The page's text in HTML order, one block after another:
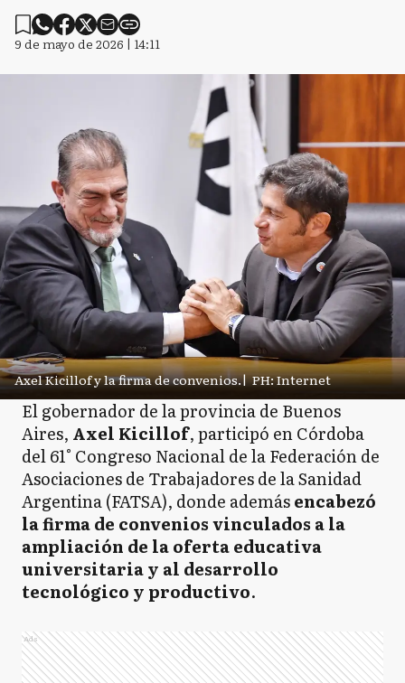
9 de mayo de 2026 | 14:11
Axel Kicillof y la firma de convenios.| PH: Internet
El gobernador de la provincia de Buenos
Aires, Axel Kicillof, participó en Córdoba
del 61° Congreso Nacional de la Federación de
Asociaciones de Trabajadores de la Sanidad
Argentina (FATSA), donde ademásencabezó
la firma de convenios vinculados a la
ampliación de la oferta educativa
universitaria y al desarrollo
tecnológico y productivo.
Ads